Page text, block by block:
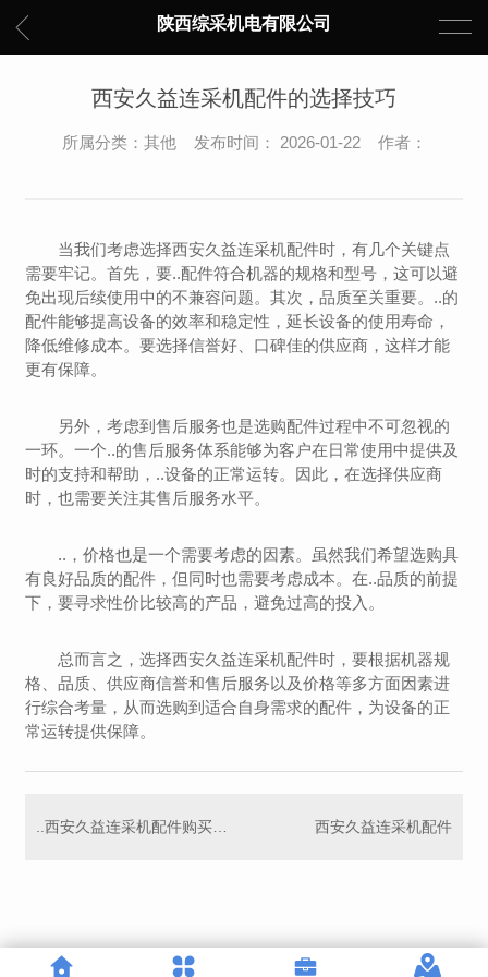
陕西综采机电有限公司
西安久益连采机配件的选择技巧
所属分类：其他 发布时间： 2026-01-22 作者：
当我们考虑选择西安久益连采机配件时，有几个关键点
需要牢记。首先，要..配件符合机器的规格和型号，这可以避
免出现后续使用中的不兼容问题。其次，品质至关重要。..的
配件能够提高设备的效率和稳定性，延长设备的使用寿命，
降低维修成本。要选择信誉好、口碑佳的供应商，这样才能
更有保障。
另外，考虑到售后服务也是选购配件过程中不可忽视的
一环。一个..的售后服务体系能够为客户在日常使用中提供及
时的支持和帮助，..设备的正常运转。因此，在选择供应商
时，也需要关注其售后服务水平。
..，价格也是一个需要考虑的因素。虽然我们希望选购具
有良好品质的配件，但同时也需要考虑成本。在..品质的前提
下，要寻求性价比较高的产品，避免过高的投入。
总而言之，选择西安久益连采机配件时，要根据机器规
格、品质、供应商信誉和售后服务以及价格等多方面因素进
行综合考量，从而选购到适合自身需求的配件，为设备的正
常运转提供保障。
西安久益连采机配件